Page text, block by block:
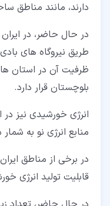
دارند، مانند مناطق
طریق نیروگاه های
ظرفیت آن در استان
بلوچستان قرار دارد.
انرژی خورشیدی نیز در
منابع انرژی نو به
در برخی از مناطق
قابلیت تولید انرژی